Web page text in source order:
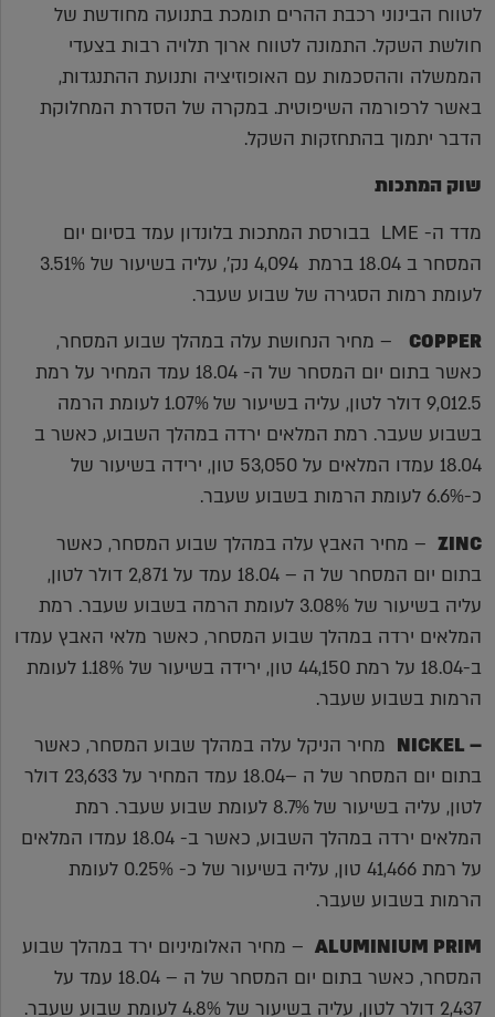
לטווח הבינוני רכבת ההרים תומכת בתנועה מחודשת של
חולשת השקל. התמונה לטווח ארוך תלויה רבות בצעדי
הממשלה וההסכמות עם האופוזיציה ותנועת ההתנגדות,
באשר לרפורמה השיפוטית. במקרה של הסדרת המחלוקת
הדבר יתמוך בהתחזקות השקל.
שוק המתכות
מדד ה- LME בבורסת המתכות בלונדון עמד בסיום יום
המסחר ב 18.04 ברמת 4,094 נק', עליה בשיעור של 3.51%
לעומת רמות הסגירה של שבוע שעבר.
COPPER – מחיר הנחושת עלה במהלך שבוע המסחר,
כאשר בתום יום המסחר של ה- 18.04 עמד המחיר על רמת
9,012.5 דולר לטון, עליה בשיעור של 1.07% לעומת הרמה
בשבוע שעבר. רמת המלאים ירדה במהלך השבוע, כאשר ב
18.04 עמדו המלאים על 53,050 טון, ירידה בשיעור של
כ-6.6% לעומת הרמות בשבוע שעבר.
ZINC – מחיר האבץ עלה במהלך שבוע המסחר, כאשר
בתום יום המסחר של ה – 18.04 עמד על 2,871 דולר לטון,
עליה בשיעור של 3.08% לעומת הרמה בשבוע שעבר. רמת
המלאים ירדה במהלך שבוע המסחר, כאשר מלאי האבץ עמדו
ב-18.04 על רמת 44,150 טון, ירידה בשיעור של 1.18% לעומת
הרמות בשבוע שעבר.
– NICKEL
מחיר הניקל עלה במהלך שבוע המסחר, כאשר
בתום יום המסחר של ה –18.04 עמד המחיר על 23,633 דולר
לטון, עליה בשיעור של 8.7% לעומת שבוע שעבר. רמת
המלאים ירדה במהלך השבוע, כאשר ב- 18.04 עמדו המלאים
על רמת 41,466 טון, עליה בשיעור של כ- 0.25% לעומת
הרמות בשבוע שעבר.
ALUMINIUM PRIM – מחיר האלומיניום ירד במהלך שבוע
המסחר, כאשר בתום יום המסחר של ה – 18.04 עמד על
2,437 דולר לטון, עליה בשיעור של 4.8% לעומת שבוע שעבר.